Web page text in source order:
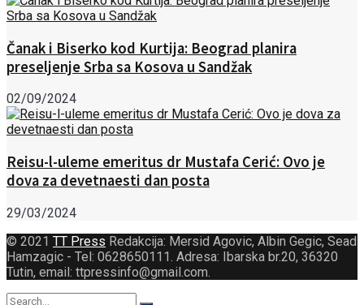
Čanak i Biserko kod Kurtija: Beograd planira
preseljenje Srba sa Kosova u Sandžak
02/09/2024
Reisu-l-uleme emeritus dr Mustafa Cerić: Ovo je
dova za devetnaesti dan posta
29/03/2024
© 2021 TT Press Redakcija: Mersid Agovic, Albin Gegic, Sead
Hamzagic - Tel: 0628650111. Adresa: Ibarska br.20, 36320
Tutin, email: ttpressinfo@gmail.com.